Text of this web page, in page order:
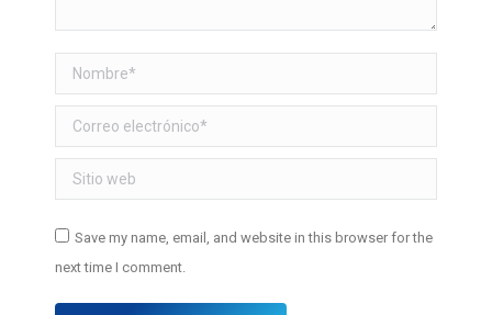
Nombre *
Correo electrónico *
Sitio web
Save my name, email, and website in this browser for the
next time I comment.